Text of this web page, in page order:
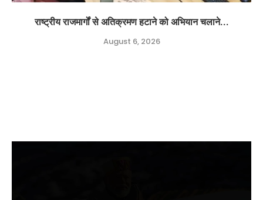
राष्ट्रीय राजमार्गों से अतिक्रमण हटाने को अभियान चलाने...
August 6, 2026